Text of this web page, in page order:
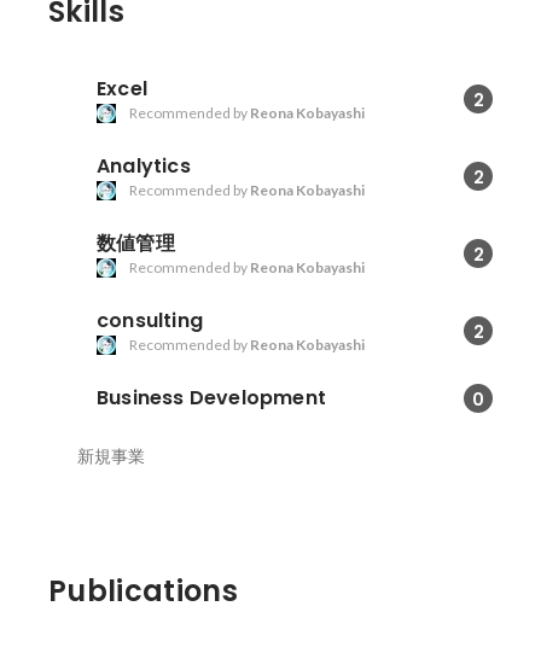
Skills
Excel 2
Recommended by Reona Kobayashi
Analytics 2
Recommended by Reona Kobayashi
数値管理 2
Recommended by Reona Kobayashi
consulting 2
Recommended by Reona Kobayashi
Business Development 0
新規事業
Publications